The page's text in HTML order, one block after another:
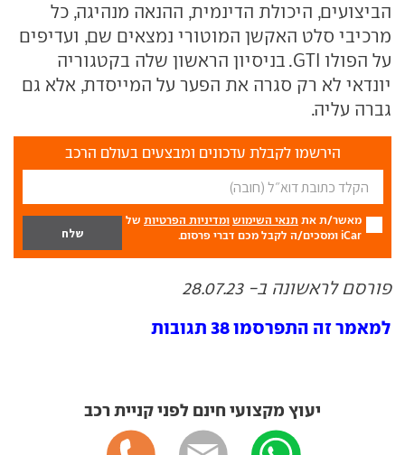
הביצועים, היכולת הדינמית, ההנאה מנהיגה, כל
מרכיבי סלט האקשן המוטורי נמצאים שם, ועדיפים
על הפולו GTI. בניסיון הראשון שלה בקטגוריה
יונדאי לא רק סגרה את הפער על המייסדת, אלא גם
גברה עליה.
הירשמו לקבלת עדכונים ומבצעים בעולם הרכב
מאשר/ת את תנאי השימוש ומדיניות הפרטיות של
iCar ומסכים/ה לקבל מכם דברי פרסום.
פורסם לראשונה ב- 28.07.23
למאמר זה התפרסמו 38 תגובות
יעוץ מקצועי חינם לפני קניית רכב